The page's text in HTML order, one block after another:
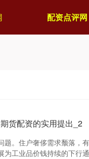
配资点评网
货配资的实用提出_2
。住户奢侈需求颓落，
为工业品价钱持续的下行